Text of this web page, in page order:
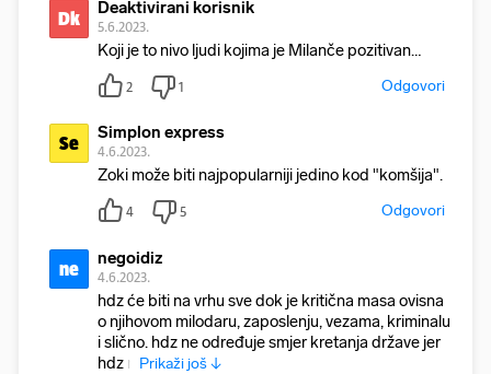
Dk Deaktivirani korisnik
5.6.2023.
Koji je to nivo ljudi kojima je Milanče pozitivan…
2 1 Odgovori
Se Simplon express
4.6.2023.
Zoki može biti najpopularniji jedino kod "komšija".
4 5 Odgovori
ne negoidiz
4.6.2023.
hdz će biti na vrhu sve dok je kritična masa ovisna
o njihovom milodaru, zaposlenju, vezama, kriminalu
i slično. hdz ne određuje smjer kretanja države jer
hdz n Prikaži još ↓